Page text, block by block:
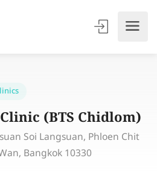
Clinic (BTS
Soi Langsuan, Phloen
Wan, Bangkok 10330